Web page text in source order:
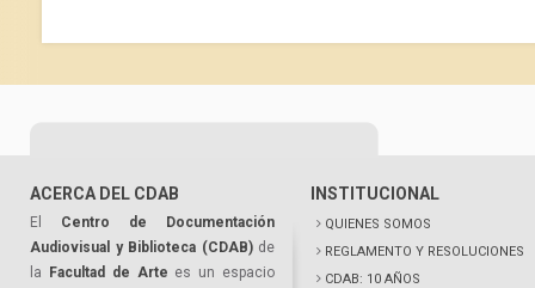
ACERCA DEL CDAB
El Centro de Documentación
Audiovisual y Biblioteca (CDAB)de
la
Facultad de Arte es un espacio
INSTITUCIONAL
QUIENES SOMOS
REGLAMENTO Y RESOLUCIONES
CDAB: 10 AÑOS